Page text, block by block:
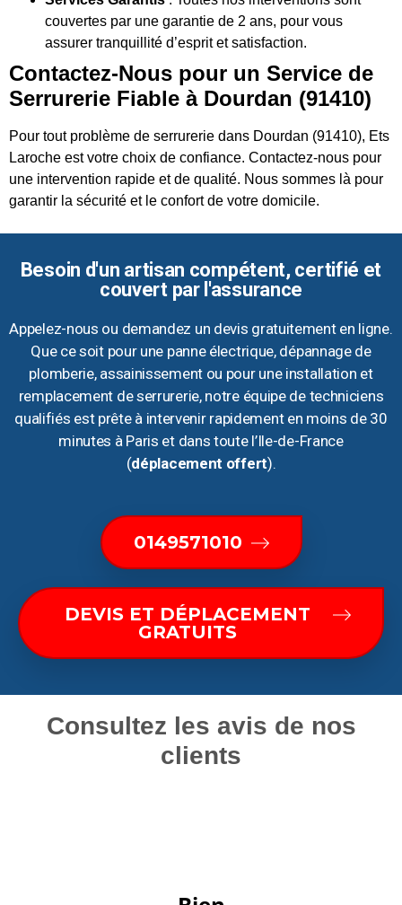
couvertes par une garantie de 2 ans, pour vous
assurer tranquillité d’esprit et satisfaction.
Contactez-Nous pour un Service de
Serrurerie Fiable à Dourdan (91410)
Pour tout problème de serrurerie dans Dourdan (91410), Ets
Laroche est votre choix de confiance. Contactez-nous pour
une intervention rapide et de qualité. Nous sommes là pour
garantir la sécurité et le confort de votre domicile.
Besoin d'un artisan compétent, certifié et
couvert par l'assurance
Appelez-nous ou demandez un devis gratuitement en ligne.
Que ce soit pour une panne électrique, dépannage de
plomberie, assainissement ou pour une installation et
remplacement de serrurerie, notre équipe de techniciens
qualifiés est prête à intervenir rapidement en moins de 30
minutes à Paris et dans toute l’Ile-de-France
(déplacement offert).
0149571010
DEVIS ET DÉPLACEMENT
GRATUITS
Consultez les avis de nos
clients